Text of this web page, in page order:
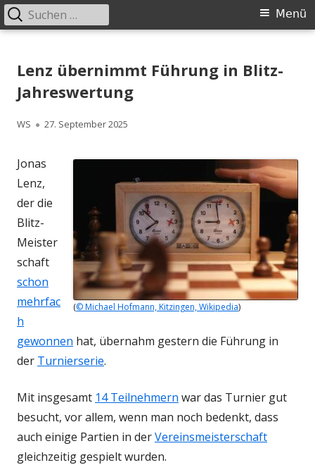
zum
Primäres
Menü
Suchen
nach:
Lenz übernimmt Führung in Blitz-
Jahreswertung
Autor
WS
Veröffentlicht
27. September 2025
(© Michael Hofmann, Kitzingen, Wikipedia)
Jonas
Lenz,
der die
Blitz-
Meister
schaft
schon
mehrfac
h
gewonnen hat, übernahm gestern die Führung in
der Turnierserie.
Mit insgesamt 14 Teilnehmern war das Turnier gut
besucht, vor allem, wenn man noch bedenkt, dass
auch einige Partien in derVereinsmeisterschaft
gleichzeitig gespielt wurden.